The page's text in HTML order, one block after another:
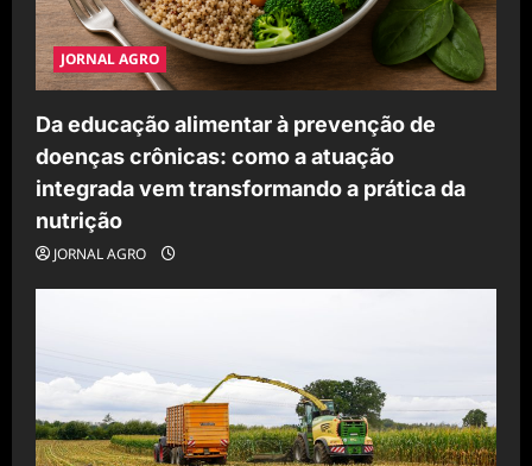
JORNAL AGRO
Da educação alimentar à prevenção de
doenças crônicas: como a atuação
integrada vem transformando a prática da
nutrição
JORNAL AGRO